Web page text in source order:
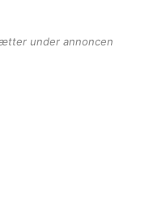
under annoncen